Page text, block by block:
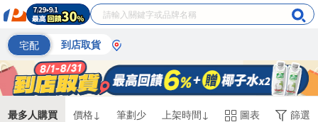
宅配 到店取貨
最多人購買 價格↓ 筆劃少 上架時間↓ 圖表 篩選